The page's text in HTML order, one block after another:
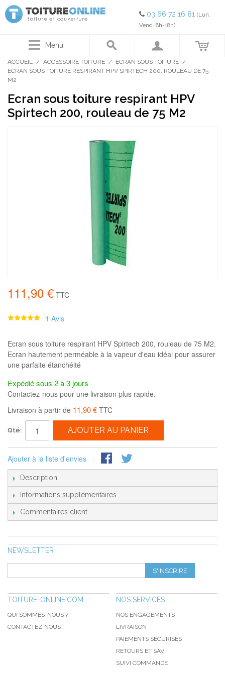
03 66 72 16 81 (Lun.
Vend. 8h-18h)
Menu
ACCUEIL / ACCESSOIRE TOITURE / ECRAN SOUS TOITURE /
ECRAN SOUS TOITURE RESPIRANT HPV SPIRTECH 200, ROULEAU DE 75
M2
Ecran sous toiture respirant HPV
Spirtech 200, rouleau de 75 M2
111,90 € TTC
1 Avis
Ecran sous toiture respirant HPV Spirtech 200, rouleau de 75 M2.
Ecran hautement perméable à la vapeur d'eau idéal pour assurer
une parfaite étanchéité
Expédié sous 2 à 3 jours
Contactez-nous pour une livraison plus rapide.
Livraison à partir de 11,90 € TTC
Qté: AJOUTER AU PANIER
Ajouter à la liste d'envies
Description
Informations supplémentaires
Commentaires client
NEWSLETTER
S'INSCRIRE
TOITURE-ONLINE.COM
QUI SOMMES-NOUS ?
CONTACTEZ NOUS
NOS SERVICES
NOS ENGAGEMENTS
LIVRAISON
PAIEMENTS SÉCURISÉS
RETOURS ET SAV
SUIVI COMMANDE